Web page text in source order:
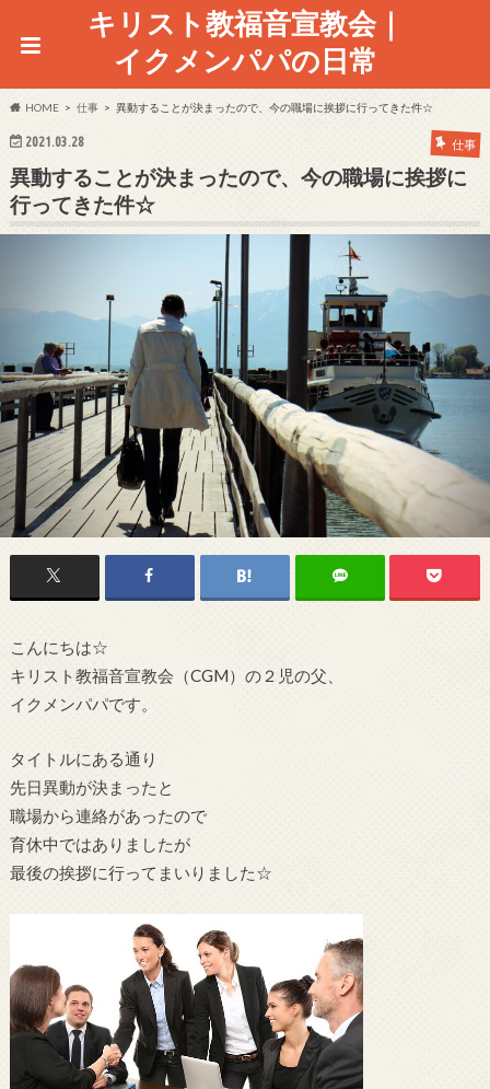
キリスト教福音宣教会｜
イクメンパパの日常
HOME 仕事 異動することが決まったので、今の職場に挨拶に行ってきた件☆
2021.03.28 仕事
異動することが決まったので、今の職場に挨拶に
行ってきた件☆
こんにちは☆
キリスト教福音宣教会（CGM）の２児の父、
イクメンパパです。
タイトルにある通り
先日異動が決まったと
職場から連絡があったので
育休中ではありましたが
最後の挨拶に行ってまいりました☆